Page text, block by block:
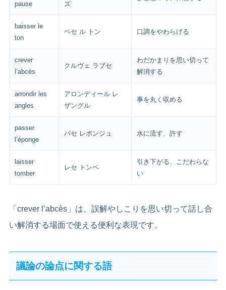
pause
ズ
baisser le
ton
ベセ ル トン 口調をやわらげる
crever
l’abcès
クルヴェ ラブセ
わだかまりを思い切って
解消する
arrondir les
angles
アロンディール レ
ザングル
事を丸く収める
passer
l’éponge
パセ レポンジュ 水に流す、許す
laisser
tomber
レセ トンベ
引き下がる、こだわらな
い
「crever l’abcès」は、誤解やしこりを思い切って話し合
い解消する場面で使える便利な表現です。
議論の論点に関する語